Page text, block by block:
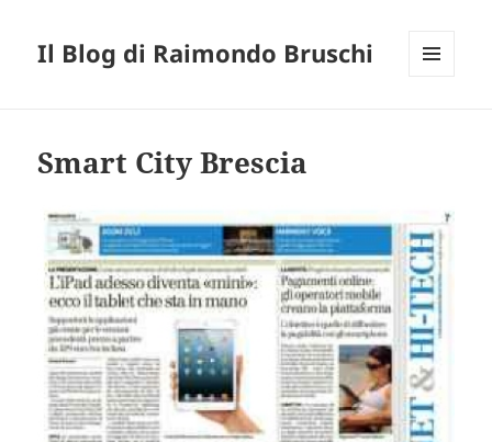
Il Blog di Raimondo Bruschi
Smart City Brescia